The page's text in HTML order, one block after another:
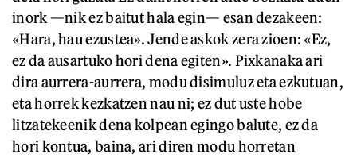
inork —nik ez baitut hala egin— esan dezakeen:
«Hara, hau ezustea». Jende askok zera zioen: «Ez,
ez da ausartuko hori dena egiten». Pixkanaka ari
dira aurrera-aurrera, modu disimuluz eta ezkutuan,
eta horrek kezkatzen nau ni; ez dut uste hobe
litzatekeenik dena kolpean egingo balute, ez da
hori kontua, baina, ari diren modu horretan